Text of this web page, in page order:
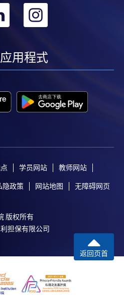
邮递失误而遗失的支票及个
费。香港大学专业进修学院
读课程满港币2,000元，可
惠，惟课程申请人必须为
先到先得形式报名）及个
报名/注册服务，申请人可在
授课程设有网上服务，学
WeChat Pay）、支付宝
（FPS）缴付学费，详情请
务。
转
linkedin
用程式
学员网站 教师网站
隐政策 网站地图 无障碍网页
版权所有
担保有限公司
返回页首